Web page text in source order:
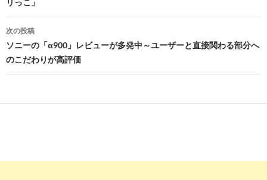
ナ
ビ
ゲ
ー
リっこ」
次の投稿
ソニーの「α900」レビューが多発中～ユーザーと直接関わる部分へ
のこだわりが高評価